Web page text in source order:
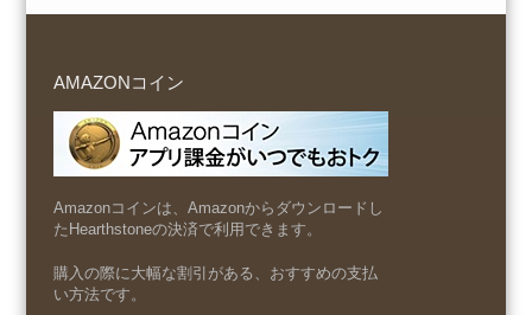
AMAZONコイン
Amazonコインは、Amazonからダウンロードし
たHearthstoneの決済で利用できます。
購入の際に大幅な割引がある、おすすめの支払
い方法です。